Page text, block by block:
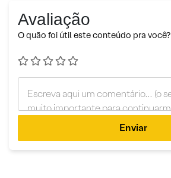
Avaliação
O quão foi útil este conteúdo pra você?
Enviar